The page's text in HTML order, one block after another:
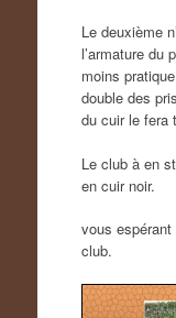
Le deuxième
l’armature du
moins
double des
du cuir le
Le club à en
en cuir noir.
vous
club.